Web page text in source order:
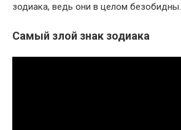
зодиака, ведь они в целом безобидны.
Самый злой знак зодиака